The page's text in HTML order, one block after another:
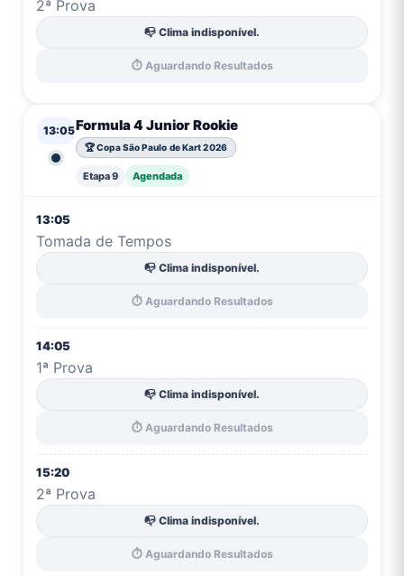
2ª Prova
📭 Clima indisponível.
⏱️ Aguardando Resultados
13:05Formula 4 Junior Rookie
🏆 Copa São Paulo de Kart 2026
Etapa 9 Agendada
13:05
Tomada de Tempos
📭 Clima indisponível.
⏱️ Aguardando Resultados
14:05
1ª Prova
📭 Clima indisponível.
⏱️ Aguardando Resultados
15:20
2ª Prova
📭 Clima indisponível.
⏱️ Aguardando Resultados